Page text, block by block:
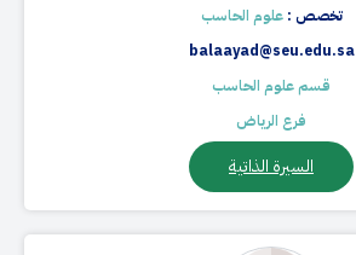
تخصص :علوم الحاسب
balaayad@seu.edu.sa
قسم علوم الحاسب
فرع الرياض
السيرة الذاتية